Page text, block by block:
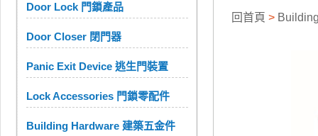
Door Lock 門鎖產品
Door Closer 閉門器
Panic Exit Device 逃生門裝置
Lock Accessories 門鎖零配件
Building Hardware 建築五金件
回首頁 >